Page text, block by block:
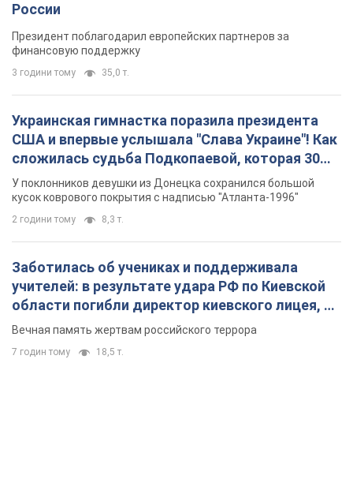
России
Президент поблагодарил европейских партнеров за
финансовую поддержку
3 години тому 35,0 т.
Украинская гимнастка поразила президента
США и впервые услышала "Слава Украине"! Как
сложилась судьба Подкопаевой, которая 30
лет назад завоевала "золото" Олимпиады
У поклонников девушки из Донецка сохранился большой
кусок коврового покрытия с надписью "Атланта-1996"
2 години тому 8,3 т.
Заботилась об учениках и поддерживала
учителей: в результате удара РФ по Киевской
области погибли директор киевского лицея, её
муж и внук
Вечная память жертвам российского террора
7 годин тому 18,5 т.